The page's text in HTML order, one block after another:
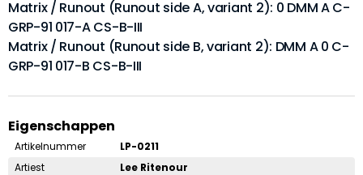
Matrix / Runout (Runout side A, variant 2): 0 DMM A C-
GRP-91 017-A CS-B-III
Matrix / Runout (Runout side B, variant 2): DMM A 0 C-
GRP-91 017-B CS-B-III
Eigenschappen
Artikelnummer
LP-0211
Artiest
Lee Ritenour